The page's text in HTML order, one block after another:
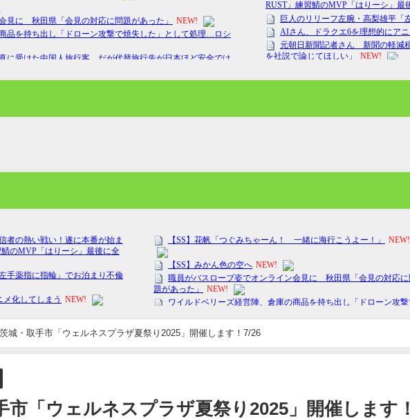
茨城・取手市「ウェルネスプラザ夏祭り2025」開催します！7/26
市「ウェルネスプラザ夏祭り2025」開催します！